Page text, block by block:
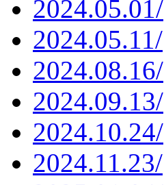
2024.05.01/
2024.05.11/
2024.08.16/
2024.09.13/
2024.10.24/
2024.11.23/